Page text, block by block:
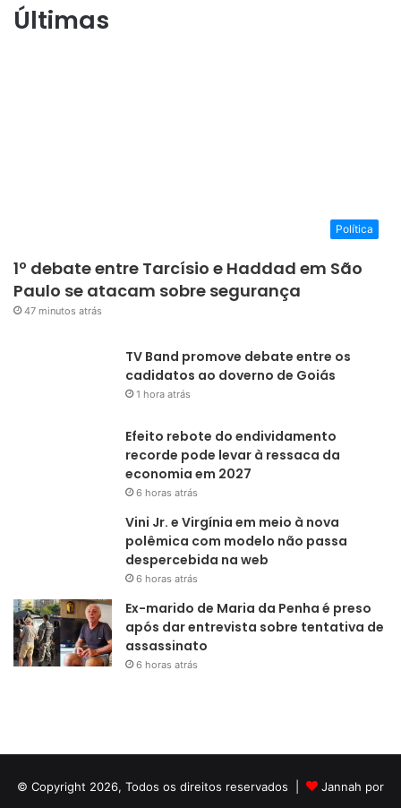
Últimas
Política
1º debate entre Tarcísio e Haddad em São
Paulo se atacam sobre segurança
47 minutos atrás
TV Band promove debate entre os
cadidatos ao doverno de Goiás
1 hora atrás
Efeito rebote do endividamento
recorde pode levar à ressaca da
economia em 2027
6 horas atrás
Vini Jr. e Virgínia em meio à nova
polêmica com modelo não passa
despercebida na web
6 horas atrás
Ex-marido de Maria da Penha é preso
após dar entrevista sobre tentativa de
assassinato
6 horas atrás
© Copyright 2026, Todos os direitos reservados |
Jannah por